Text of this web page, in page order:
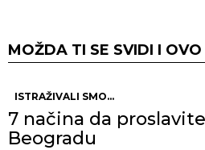
MOŽDA TI SE SVIDI I OVO
ISTRAŽIVALI SMO...
7 načina da
Beogradu